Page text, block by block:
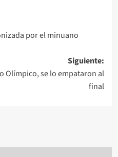
por el minuano
Siguiente:
Olímpico, se lo empataron al
final